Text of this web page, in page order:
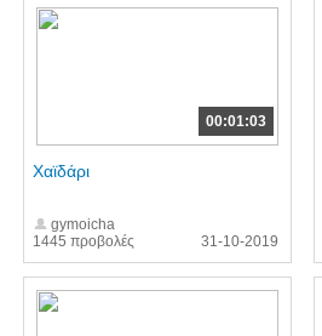
00:01:03
1445 προβολές
Χαϊδάρι
gymoicha
31-10-2019